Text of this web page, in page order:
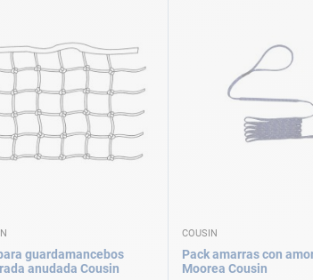
guardamancebos
anudada Cousin
COUSIN
Pack amarras con
Moorea Cousin